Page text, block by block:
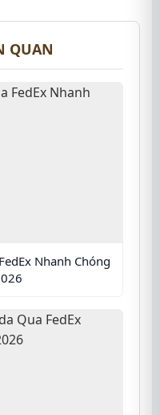
QUAN
Nhanh Chóng